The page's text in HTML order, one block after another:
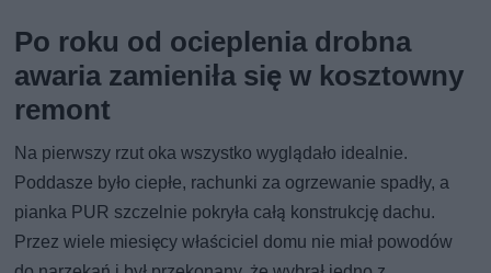
Po roku od ocieplenia drobna
awaria zamieniła się w kosztowny
remont
Na pierwszy rzut oka wszystko wyglądało idealnie.
Poddasze było ciepłe, rachunki za ogrzewanie spadły, a
pianka PUR szczelnie pokryła całą konstrukcję dachu.
Przez wiele miesięcy właściciel domu nie miał powodów